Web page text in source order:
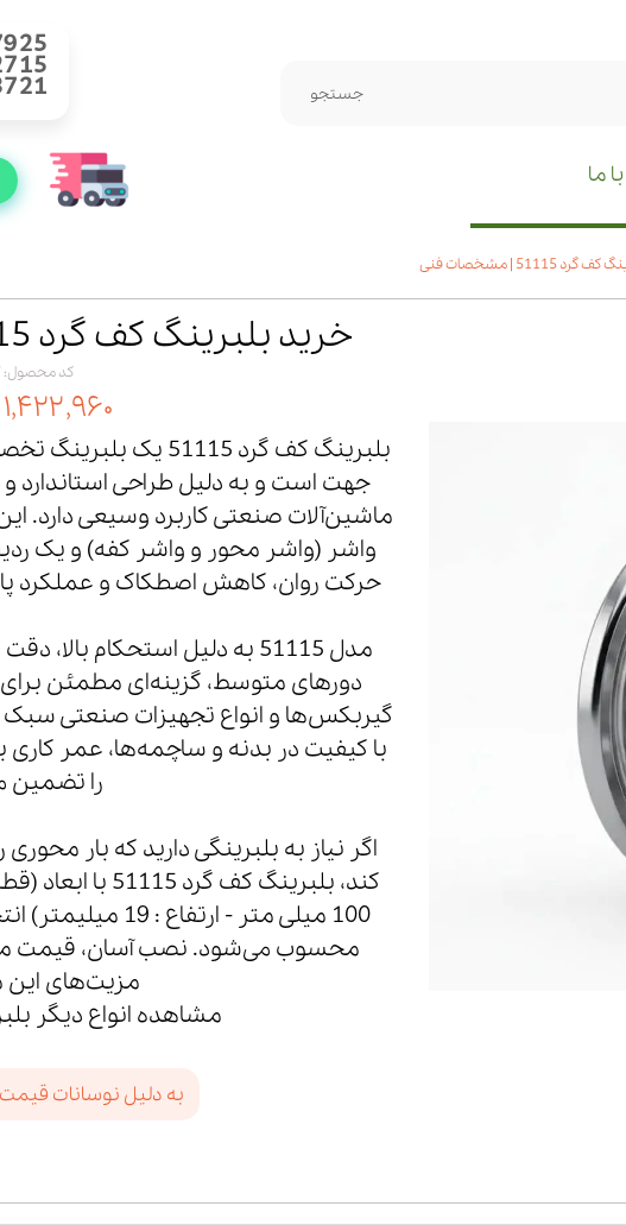
جستجو
ما
51115 | مشخصات فنی
خرید بلبرینگ کف گرد 51115 | مشخصات فنی
کد محصول: 1077
۱,۴۲۲,۹۶۰ تومان
بلبرینگ کف گرد
جهت است و به دلیل طراحی استاندارد و
ماشین‌آلات صنعتی کاربرد وسیعی دارد.
واشر (واشر محور و واشر کفه) و یک
حرکت روان، کاهش اصطکاک و عملکرد
مدل 51115 به دلیل استحکام
دورهای متوسط، گزینه‌ای مطمئن
گیربکس‌ها و انواع تجهیزات صنعتی سبک
با کیفیت در بدنه و ساچمه‌ها، عمر
را تضمین
اگر نیاز به بلبرینگی دارید که بار
100 میلی متر -
محسوب می‌شود. نصب آسان، قیمت
مزیت‌های
مشاهده انواع دیگر
به دلیل نوسانات